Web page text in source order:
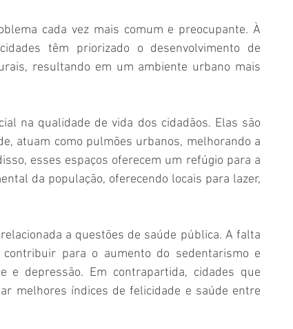
cada vez mais comum e preocupante. À
têm priorizado o desenvolvimento de
resultando em um ambiente urbano mais
na qualidade de vida dos cidadãos. Elas são
atuam como pulmões urbanos, melhorando a
esses espaços oferecem um refúgio para a
da população, oferecendo locais para lazer,
a questões de saúde pública. A falta
para o aumento do sedentarismo e
e depressão. Em contrapartida, cidades que
melhores índices de felicidade e saúde entre